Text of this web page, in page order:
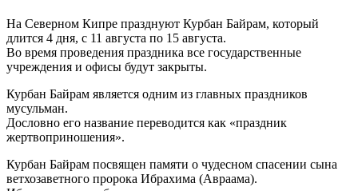
На Северном Кипре празднуют Курбан Байрам, который
длится 4 дня, с 11 августа по 15 августа.
Во время проведения праздника все государственные
учреждения и офисы будут закрыты.
Курбан Байрам является одним из главных праздников
мусульман.
Дословно его название переводится как «праздник
жертвоприношения».
Курбан Байрам посвящен памяти о чудесном спасении сына
ветхозаветного пророка Ибрахима (Авраама).